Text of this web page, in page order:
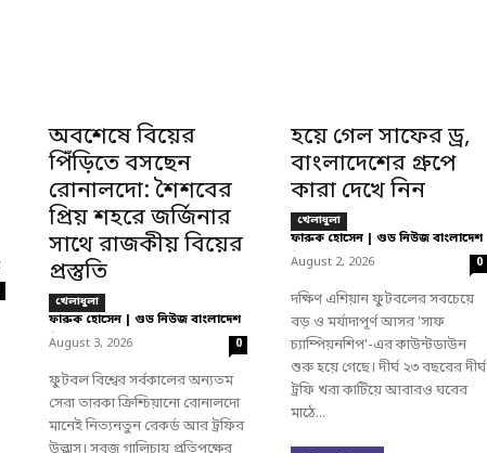
অবশেষে বিয়ের
পিঁড়িতে বসছেন
রোনালদো: শৈশবের
প্রিয় শহরে জর্জিনার
সাথে রাজকীয় বিয়ের
প্রস্তুতি
খেলাধুলা
ফারুক হোসেন | গুড নিউজ বাংলাদেশ
-
August 3, 2026 0
ফুটবল বিশ্বের সর্বকালের অন্যতম
সেরা তারকা ক্রিশ্চিয়ানো রোনালদো
মানেই নিত্যনতুন রেকর্ড আর ট্রফির
উল্লাস। সবুজ গালিচায় প্রতিপক্ষের
হয়ে গেল সাফের ড্র,
বাংলাদেশের গ্রুপে
কারা দেখে নিন
খেলাধুলা
ফারুক হোসেন | গুড নিউজ বাংলাদেশ
-
August 2, 2026 0
দক্ষিণ এশিয়ান ফুটবলের সবচেয়ে
বড় ও মর্যাদাপূর্ণ আসর 'সাফ
চ্যাম্পিয়নশিপ'-এর কাউন্টডাউন
শুরু হয়ে গেছে। দীর্ঘ ২৩ বছরের দীর্ঘ
ট্রফি খরা কাটিয়ে আবারও ঘরের
মাঠে...